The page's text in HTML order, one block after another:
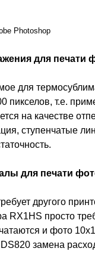
Photoshop
для печати
для
пикселов, т.е.
на качестве
ступенчатые
для печати
другого
RX1HS просто
и фото
замена